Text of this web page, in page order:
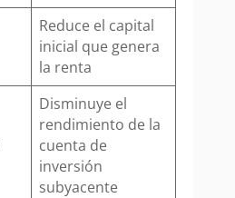
Reduce el capital
inicial que genera
la renta
Disminuye el
rendimiento de la
cuenta de
inversión
subyacente